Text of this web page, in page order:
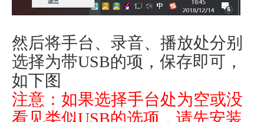
然后将手台、录音、播放处分别
选择为带USB的项，保存即可，
如下图
注意：如果选择手台处为空或没
看见类似USB的选项，请先安装